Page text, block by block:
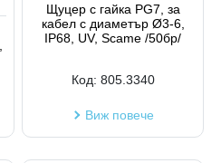
Щуцер с гайка PG7, за
кабел с диаметър Ø3-6,
IP68, UV, Scame /50бр/
Код: 805.3340
Виж повече